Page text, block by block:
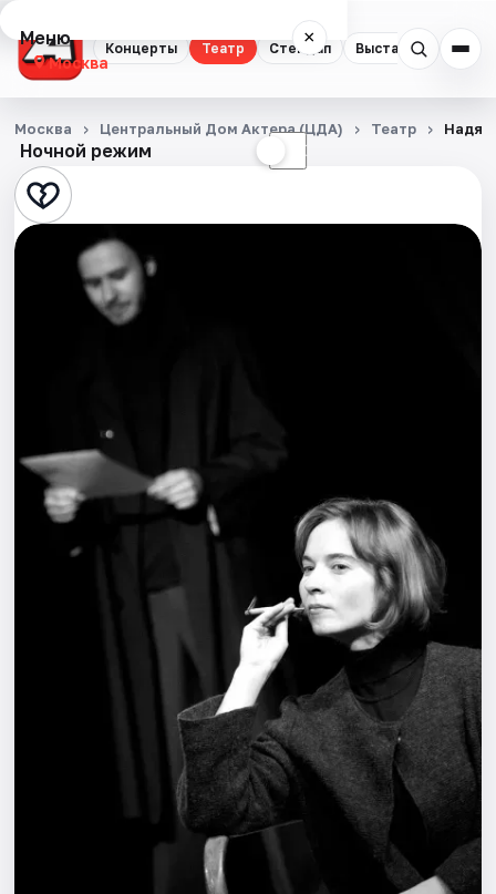
Концерты Театр Стендап Выставки
Меню ×
Москва
Концерты
Театр
Стендап
Выставки
События
Города
Ночной режим ☾
Москва Центральный Дом Актера (ЦДА) Театр Надя